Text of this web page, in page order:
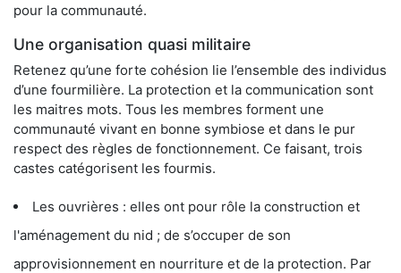
pour la communauté.
Une organisation quasi militaire
Retenez qu’une forte cohésion lie l’ensemble des individus
d’une fourmilière. La protection et la communication sont
les maitres mots. Tous les membres forment une
communauté vivant en bonne symbiose et dans le pur
respect des règles de fonctionnement. Ce faisant, trois
castes catégorisent les fourmis.
Les ouvrières : elles ont pour rôle la construction et
l'aménagement du nid ; de s’occuper de son
approvisionnement en nourriture et de la protection. Par